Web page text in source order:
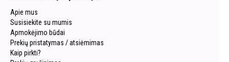
Apie mus
Susisiekite su mumis
Apmokėjimo būdai
Prekių pristatymas / atsiėmimas
Kaip pirkti?